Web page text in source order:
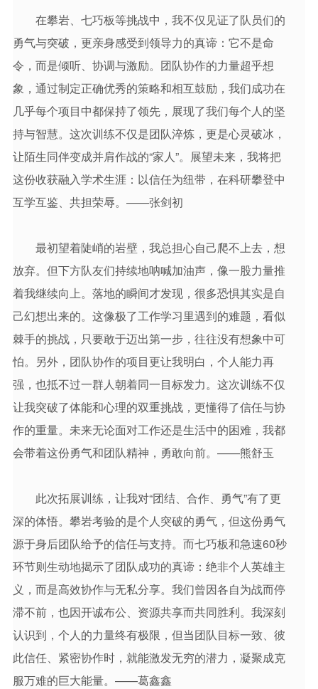
在攀岩、七巧板等挑战中，我不仅见证了队员们的
勇气与突破，更亲身感受到领导力的真谛：它不是命
令，而是倾听、协调与激励。团队协作的力量超乎想
象，通过制定正确优秀的策略和相互鼓励，我们成功在
几乎每个项目中都保持了领先，展现了我们每个人的坚
持与智慧。这次训练不仅是团队淬炼，更是心灵破冰，
让陌生同伴变成并肩作战的“家人”。展望未来，我将把
这份收获融入学术生涯：以信任为纽带，在科研攀登中
互学互鉴、共担荣辱。——张剑初
最初望着陡峭的岩壁，我总担心自己爬不上去，想
放弃。但下方队友们持续地呐喊加油声，像一股力量推
着我继续向上。落地的瞬间才发现，很多恐惧其实是自
己幻想出来的。这像极了工作学习里遇到的难题，看似
棘手的挑战，只要敢于迈出第一步，往往没有想象中可
怕。另外，团队协作的项目更让我明白，个人能力再
强，也抵不过一群人朝着同一目标发力。这次训练不仅
让我突破了体能和心理的双重挑战，更懂得了信任与协
作的重量。未来无论面对工作还是生活中的困难，我都
会带着这份勇气和团队精神，勇敢向前。——熊舒玉
此次拓展训练，让我对“团结、合作、勇气”有了更
深的体悟。攀岩考验的是个人突破的勇气，但这份勇气
源于身后团队给予的信任与支持。而七巧板和急速60秒
环节则生动地揭示了团队成功的真谛：绝非个人英雄主
义，而是高效协作与无私分享。我们曾因各自为战而停
滞不前，也因开诚布公、资源共享而共同胜利。我深刻
认识到，个人的力量终有极限，但当团队目标一致、彼
此信任、紧密协作时，就能激发无穷的潜力，凝聚成克
服万难的巨大能量。——葛鑫鑫